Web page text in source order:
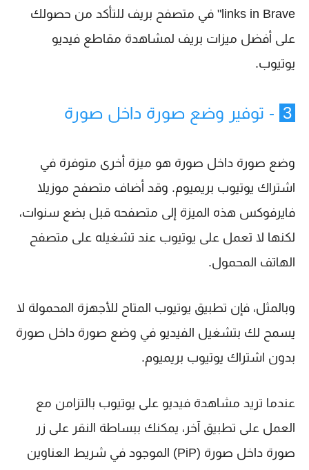
links in Brave" في متصفح بريف للتأكد من حصولك
على أفضل ميزات بريف لمشاهدة مقاطع فيديو
يوتيوب.
3 - توفير وضع صورة داخل صورة
وضع صورة داخل صورة هو ميزة أخرى متوفرة في
اشتراك يوتيوب بريميوم. وقد أضاف متصفح موزيلا
فايرفوكس هذه الميزة إلى متصفحه قبل بضع سنوات،
لكنها لا تعمل على يوتيوب عند تشغيله على متصفح
الهاتف المحمول.
وبالمثل، فإن تطبيق يوتيوب المتاح للأجهزة المحمولة لا
يسمح لك بتشغيل الفيديو في وضع صورة داخل صورة
بدون اشتراك يوتيوب بريميوم.
عندما تريد مشاهدة فيديو على يوتيوب بالتزامن مع
العمل على تطبيق آخر، يمكنك ببساطة النقر على زر
صورة داخل صورة (PiP) الموجود في شريط العناوين